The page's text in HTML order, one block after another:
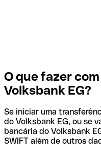
O que fazer
Volksbank EG?
Se iniciar uma
do Volksbank EG, ou se
bancária do Volksbank
SWIFT além de outros